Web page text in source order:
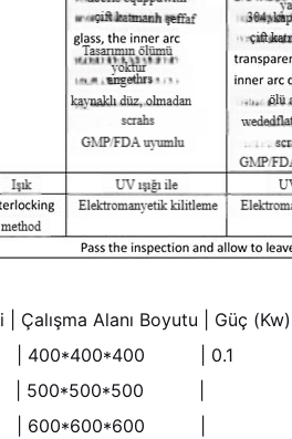
Alanı Boyutu | Güç (Kw) |
| 400*400*400 | 0.1
| 500*500*500 |
| 600*600*600 |